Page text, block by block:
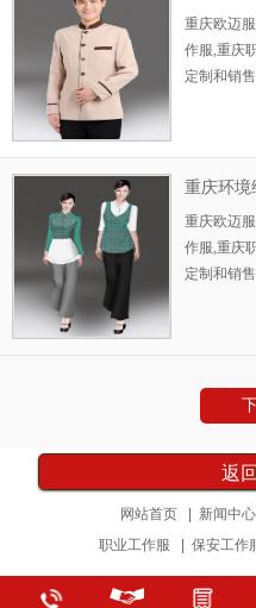
重庆欧迈
作服,重庆
定制和销
重庆环境
重庆欧迈
作服,重庆
定制和销
返
网站首页 新闻中心
职业工作服
保安工作
重庆欧迈